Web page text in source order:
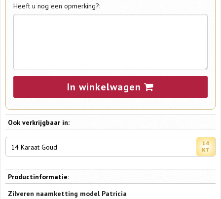
Heeft u nog een opmerking?:
In winkelwagen
Ook verkrijgbaar in:
14 Karaat Goud
Productinformatie:
Zilveren naamketting model Patricia